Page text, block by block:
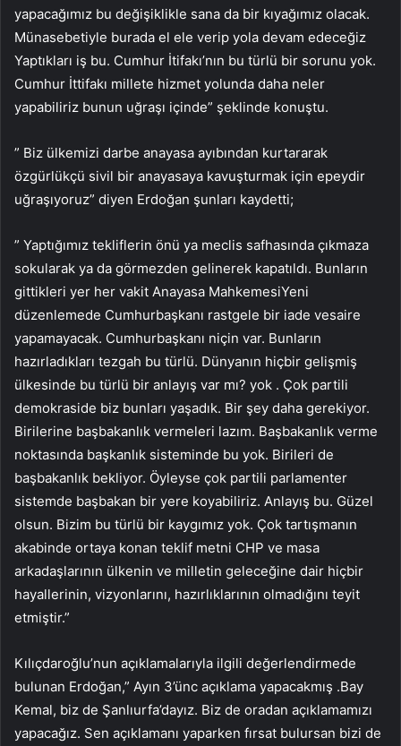
yapacağımız bu değişiklikle sana da bir kıyağımız olacak.
Münasebetiyle burada el ele verip yola devam edeceğiz
Yaptıkları iş bu. Cumhur İtifakı’nın bu türlü bir sorunu yok.
Cumhur İttifakı millete hizmet yolunda daha neler
yapabiliriz bunun uğraşı içinde” şeklinde konuştu.
” Biz ülkemizi darbe anayasa ayıbından kurtararak
özgürlükçü sivil bir anayasaya kavuşturmak için epeydir
uğraşıyoruz” diyen Erdoğan şunları kaydetti;
” Yaptığımız tekliflerin önü ya meclis safhasında çıkmaza
sokularak ya da görmezden gelinerek kapatıldı. Bunların
gittikleri yer her vakit Anayasa MahkemesiYeni
düzenlemede Cumhurbaşkanı rastgele bir iade vesaire
yapamayacak. Cumhurbaşkanı niçin var. Bunların
hazırladıkları tezgah bu türlü. Dünyanın hiçbir gelişmiş
ülkesinde bu türlü bir anlayış var mı? yok . Çok partili
demokraside biz bunları yaşadık. Bir şey daha gerekiyor.
Birilerine başbakanlık vermeleri lazım. Başbakanlık verme
noktasında başkanlık sisteminde bu yok. Birileri de
başbakanlık bekliyor. Öyleyse çok partili parlamenter
sistemde başbakan bir yere koyabiliriz. Anlayış bu. Güzel
olsun. Bizim bu türlü bir kaygımız yok. Çok tartışmanın
akabinde ortaya konan teklif metni CHP ve masa
arkadaşlarının ülkenin ve milletin geleceğine dair hiçbir
hayallerinin, vizyonlarını, hazırlıklarının olmadığını teyit
etmiştir.”
Kılıçdaroğlu’nun açıklamalarıyla ilgili değerlendirmede
bulunan Erdoğan,” Ayın 3’ünc açıklama yapacakmış .Bay
Kemal, biz de Şanlıurfa’dayız. Biz de oradan açıklamamızı
yapacağız. Sen açıklamanı yaparken fırsat bulursan bizi de